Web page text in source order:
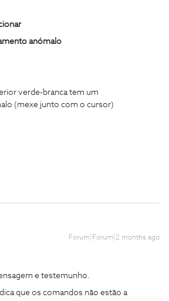
anómalo
verde-branca tem um
(mexe junto com o cursor)
Forum|Forum|2 months ago
e testemunho.
que os comandos não estão a